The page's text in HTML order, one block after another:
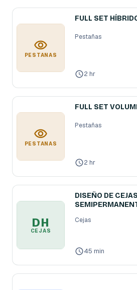
PESTAÑAS
FULL SET
Pestañas
2 hr
PESTAÑAS
FULL SET
Pestañas
2 hr
DH
CEJAS
DISEÑO DE CEJAS
Cejas
45 min